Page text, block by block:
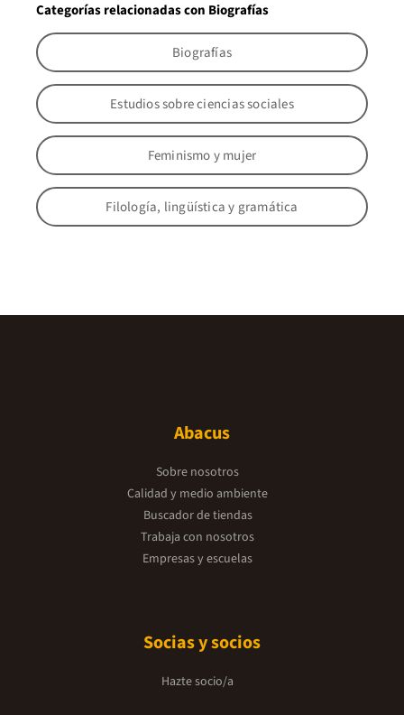
Categorías relacionadas con Biografías
Biografías
Estudios sobre ciencias sociales
Feminismo y mujer
Filología, lingüística y gramática
Abacus
Sobre nosotros
Calidad y medio ambiente
Buscador de tiendas
Trabaja con nosotros
Empresas y escuelas
Socias y socios
Hazte socio/a